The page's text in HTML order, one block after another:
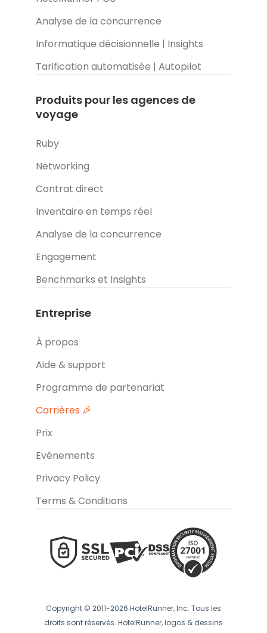
Analyse de la concurrence
Informatique décisionnelle | Insights
Tarification automatisée | Autopilot
Produits pour les agences de
voyage
Ruby
Networking
Contrat direct
Inventaire en temps réel
Analyse de la concurrence
Engagement
Benchmarks et Insights
Entreprise
À propos
Aide & support
Programme de partenariat
Carrières 🎉
Prix
Evénements
Privacy Policy
Terms & Conditions
Copyright © 2011-2026 HotelRunner, Inc. Tous les
droits sont réservés. HotelRunner, logos & dessins